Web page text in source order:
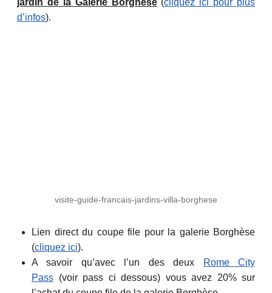
jardin de la Galerie Borghèse(cliquez ici pour plus
d’infos).
visite-guide-francais-jardins-villa-borghese
Lien direct du coupe file pour la galerie Borghèse
(cliquez ici).
A savoir qu’avec l’un des deux
Rome City
Pass (voir pass ci dessous) vous avez 20% sur